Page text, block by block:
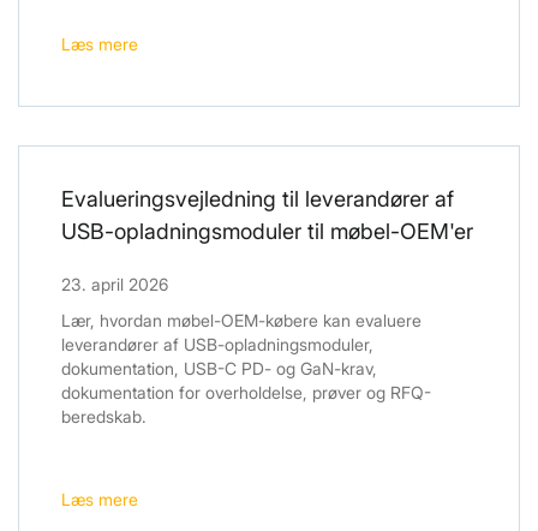
Læs mere
Evalueringsvejledning til leverandører af
USB-opladningsmoduler til møbel-OEM'er
23. april 2026
Lær, hvordan møbel-OEM-købere kan evaluere
leverandører af USB-opladningsmoduler,
dokumentation, USB-C PD- og GaN-krav,
dokumentation for overholdelse, prøver og RFQ-
beredskab.
Læs mere